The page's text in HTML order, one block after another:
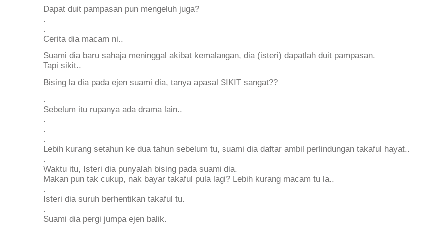
Dapat duit pampasan pun mengeluh juga?
.
.
Cerita dia macam ni..
Suami dia baru sahaja meninggal akibat kemalangan, dia (isteri) dapatlah duit pampasan.
Tapi sikit..
Bising la dia pada ejen suami dia, tanya apasal SIKIT sangat??
.
Sebelum itu rupanya ada drama lain..
.
.
.
Lebih kurang setahun ke dua tahun sebelum tu, suami dia daftar ambil perlindungan takaful hayat..
.
Waktu itu, Isteri dia punyalah bising pada suami dia.
Makan pun tak cukup, nak bayar takaful pula lagi? Lebih kurang macam tu la..
.
Isteri dia suruh berhentikan takaful tu.
.
Suami dia pergi jumpa ejen balik.